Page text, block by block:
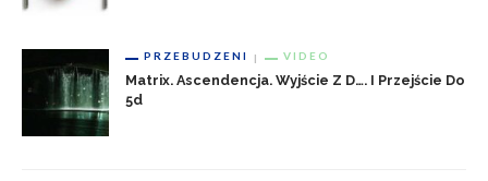
PRZEBUDZENI VIDEO
Matrix. Ascendencja. Wyjście Z D…. I Przejście Do
5d